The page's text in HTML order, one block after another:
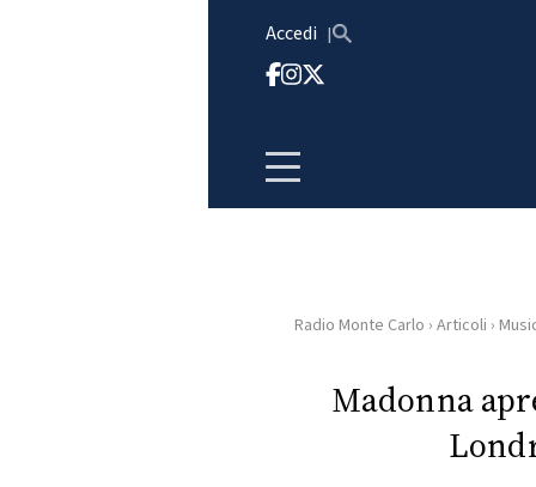
Accedi
HOMERadio Monte Carlo › Articoli ›
Madonna